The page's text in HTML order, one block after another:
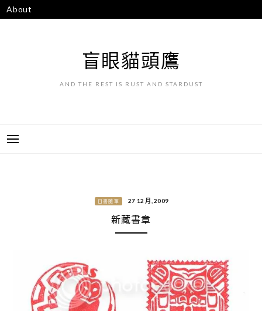
跳
至
About
盲眼貓頭鷹
AND THE REST IS RUST AND STARDUST
日書隨筆 27 12 月, 2009
新藏書章